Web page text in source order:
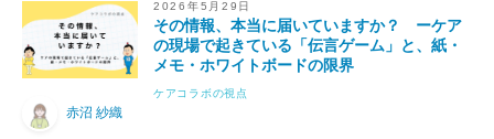
2026年5月29日
その情報、本当に届いていますか？ ーケア
の現場で起きている「伝言ゲーム」と、紙・
メモ・ホワイトボードの限界
ケアコラボの視点
赤沼 紗織